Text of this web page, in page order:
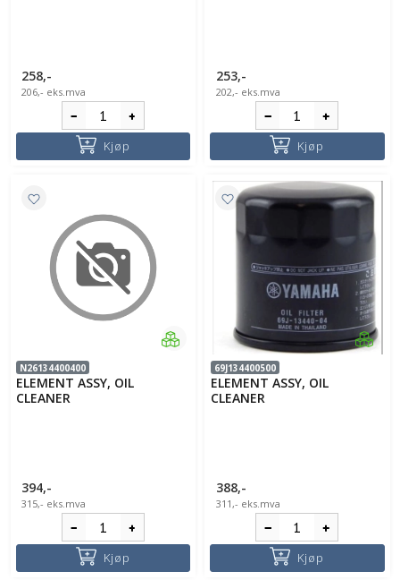
258,-
206,- eks.mva
Kjøp
253,-
202,- eks.mva
Kjøp
N26134400400
ELEMENT ASSY, OIL
CLEANER
394,-
315,- eks.mva
Kjøp
69J134400500
ELEMENT ASSY, OIL
CLEANER
388,-
311,- eks.mva
Kjøp